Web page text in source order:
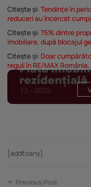
Citește și: Tendințe în
reduceri au încercat
Citește și: 75% dintre
imobiliare, după blocajul
Citește și: Doar
reguli în RE/MAX
[addtoany]
Previous Post